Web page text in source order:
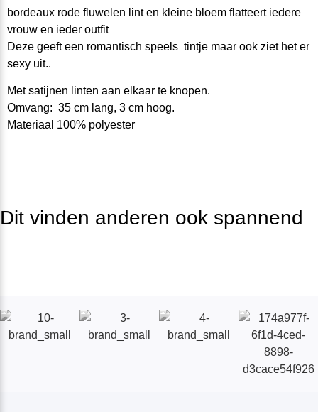
bordeaux rode fluwelen lint en kleine bloem flatteert iedere
vrouw en ieder outfit
Deze geefteen romantisch speels tintje maar ook ziet het er
sexy uit..
Met satijnen linten aan elkaar te knopen.
Omvang: 35 cm lang, 3 cm hoog.
Materiaal 100% polyester
Dit vinden anderen ook spannend